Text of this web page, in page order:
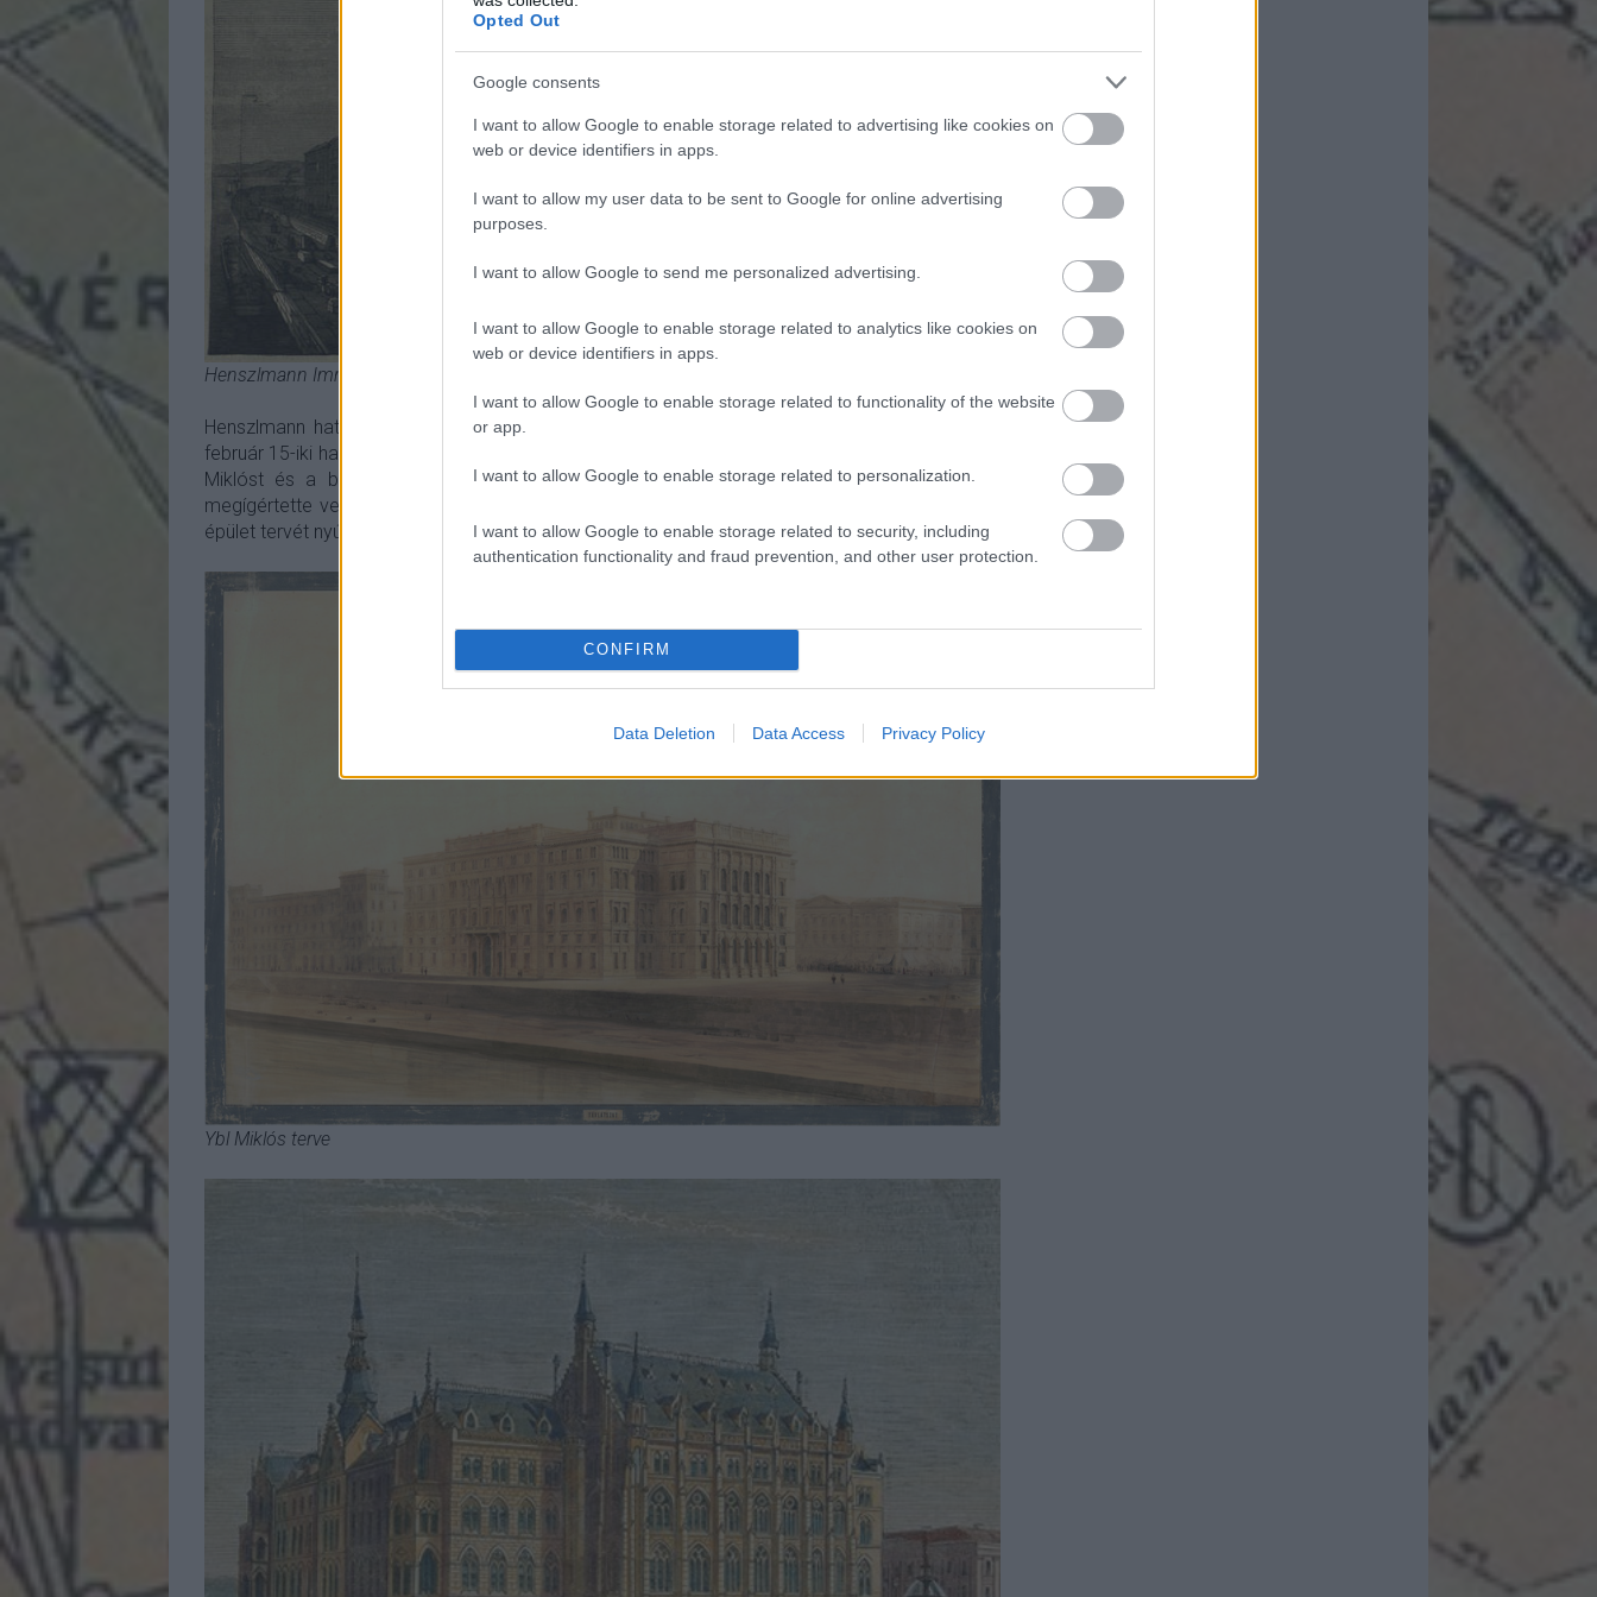
Opted Out
Google consents
I want to allow Google to enable storage related to advertising like cookies on
web or device identifiers in apps.
I want to allow my user data to be sent to Google for online advertising
purposes.
I want to allow Google to send me personalized advertising.
I want to allow Google to enable storage related to analytics like cookies on
web or device identifiers in apps.
I want to allow Google to enable storage related to functionality of the website
or app.
I want to allow Google to enable storage related to personalization.
I want to allow Google to enable storage related to security, including
authentication functionality and fraud prevention, and other user protection.
CONFIRM
Data Deletion Data Access Privacy Policy
Henszlmann Imre terve
Henszlmann hatására a bizottság nem nyilvános tervpályázatot hirdetett meg, hanem 1861.
február 15-iki határidővel három építészt kért fel terveinek benyújtására: Henszlmann mellett Ybl
Miklóst és a bécsi Heinrich Ferstelt. Henszlmann fel is kereste a másik két építészt, és
megígértette velük, hogy neogótikus stílusban terveznek. Ybl azonban inkább neoreneszánsz
épület tervét nyújtotta be, de - talán a botrányt elkerülendő - másnap vissza is vonta.
Ybl Miklós terve